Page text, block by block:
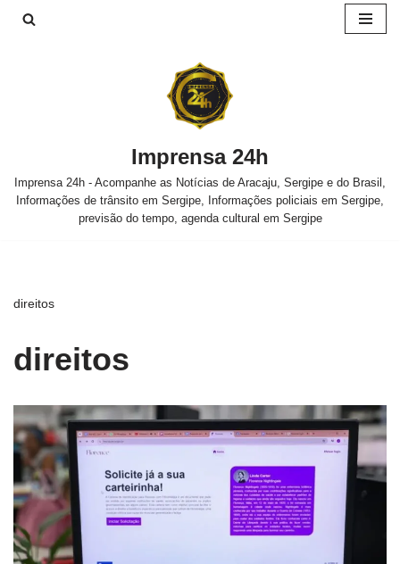
Imprensa 24h
Imprensa 24h - Acompanhe as Notícias de Aracaju, Sergipe e do Brasil,
Informações de trânsito em Sergipe, Informações policiais em Sergipe,
previsão do tempo, agenda cultural em Sergipe
direitos
direitos